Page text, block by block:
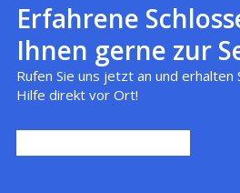
Erfahrene
Ihnen gerne zur
Rufen Sie uns jetzt an und
Hilfe direkt vor Ort!